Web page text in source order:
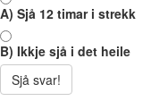
A) Sjå 12 timar i strekk
B) Ikkje sjå i det heile
Sjå svar!